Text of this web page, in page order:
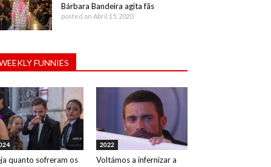
Bárbara Bandeira agita fãs
posted on Abril 15, 2020
FUNNIES
quanto sofreram os
2022
Voltámos a infernizar a